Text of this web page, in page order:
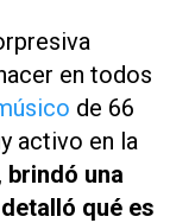
en todos
de 66
activo en la
, brindó una
qué es